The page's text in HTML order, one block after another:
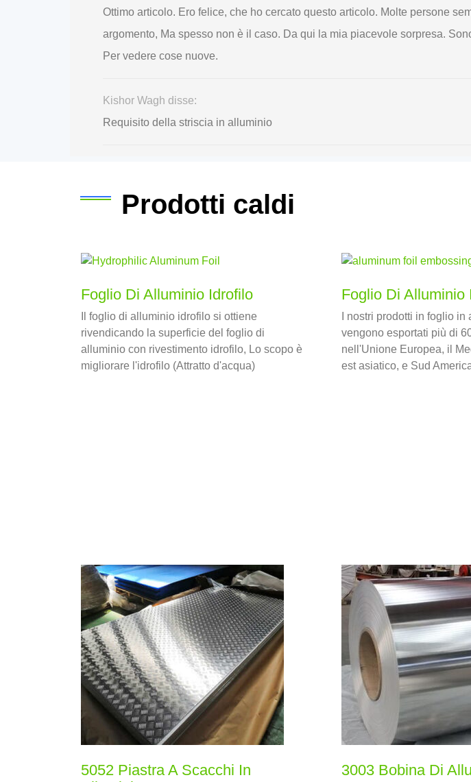
Ottimo articolo. Ero felice, che ho cercato questo articolo. Molte persone
argomento, Ma spesso non è il caso. Da qui la mia piacevole sorpresa.
Per vedere cose nuove.
Kishor Wagh disse:
Requisito della striscia in alluminio
Prodotti caldi
Foglio Di Alluminio Idrofilo
Il foglio di alluminio idrofilo si ottiene
rivendicando la superficie del foglio di
alluminio con rivestimento idrofilo, Lo scopo è
migliorare l'idrofilo (Attratto d'acqua)
Foglio Di Alluminio
I nostri prodotti in foglio
vengono esportati più di
nell'Unione Europea, il
est asiatico, e Sud
5052 Piastra A Scacchi In
3003 Bobina Di